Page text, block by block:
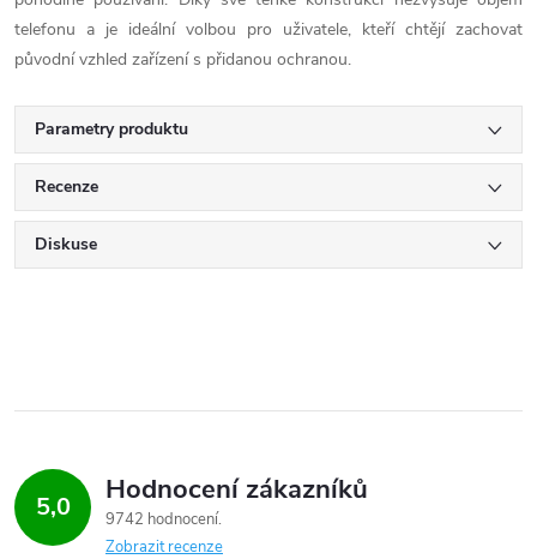
telefonu a je ideální volbou pro uživatele, kteří chtějí zachovat
původní vzhled zařízení s přidanou ochranou.
Parametry produktu
Recenze
Diskuse
5,0 Hodnocení zákazníků
9742 hodnocení
Zobrazit recenze